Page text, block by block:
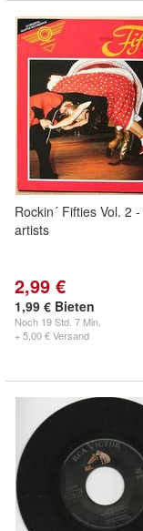
Rockin´ Fifties Vol. 2
artists
2,99 €
1,99 € Bieten
Noch 19 Std. 7 Min.
+ 5,00 € Versand